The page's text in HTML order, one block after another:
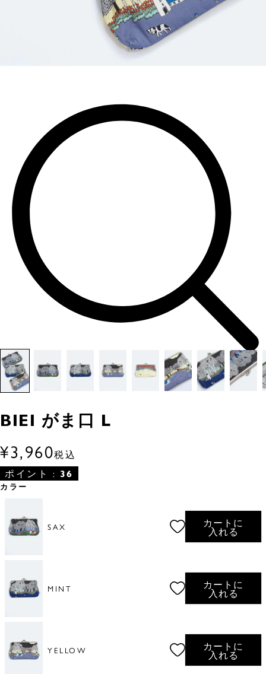
BIEI がま口 L
¥3,960税込
ポイント : 36
カラー
SAX
カートに
入れる
MINT
カートに
入れる
YELLOW
カートに
入れる